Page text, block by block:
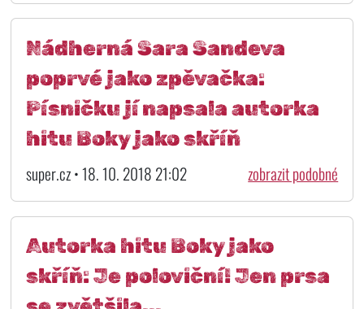
Nádherná Sara Sandeva
poprvé jako zpěvačka:
Písničku jí napsala autorka
hitu Boky jako skříň
super.cz • 18. 10. 2018 21:02 zobrazit podobné
Autorka hitu Boky jako
skříň: Je poloviční! Jen prsa